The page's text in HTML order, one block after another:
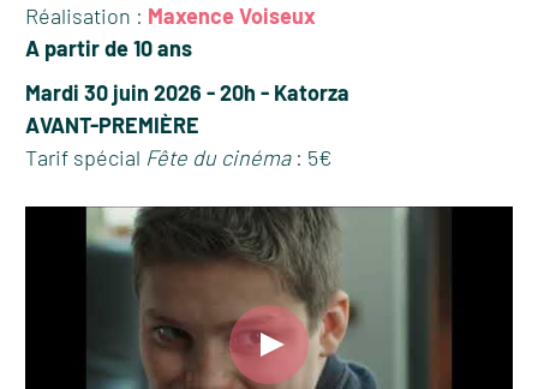
Réalisation : Maxence Voiseux
A partir de 10 ans
Mardi 30 juin 2026 - 20h - Katorza
AVANT-PREMIÈRE
Tarif spécial Fête du cinéma: 5€